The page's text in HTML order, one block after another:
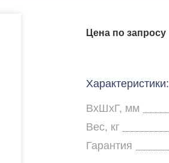
Цена по запросу
Характеристики:
ВхШхГ, мм
Вес, кг
Гарантия